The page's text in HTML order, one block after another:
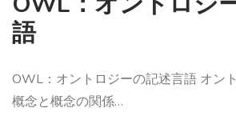
語
OWL：オントロジーの記述言語 オン
概念と概念の関係…